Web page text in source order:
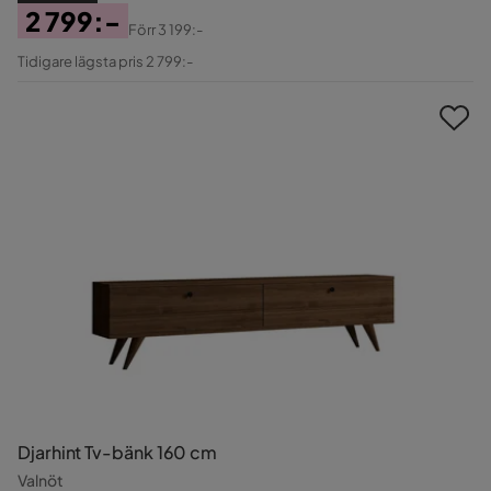
Pris
2 799:-
Original
Förr3 199:-
Tidigare lägsta pris 2 799:-
Djarhint Tv-bänk 160 cm
Valnöt